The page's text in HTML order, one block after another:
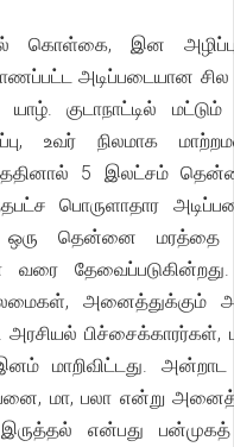
கொள்கை, இன
அடிப்படையான சில
குடாநாட்டில் மட்டும்
உவர் நிலமாக
5 இலட்சம்
பொருளாதார
ஒரு தென்னை மரத்தை
வரை
அனைத்துக்கும்
பிச்சைக்காரர்கள்,
மாறிவிட்டது. அன்றாட
மா, பலா என்று
இருத்தல் என்பது